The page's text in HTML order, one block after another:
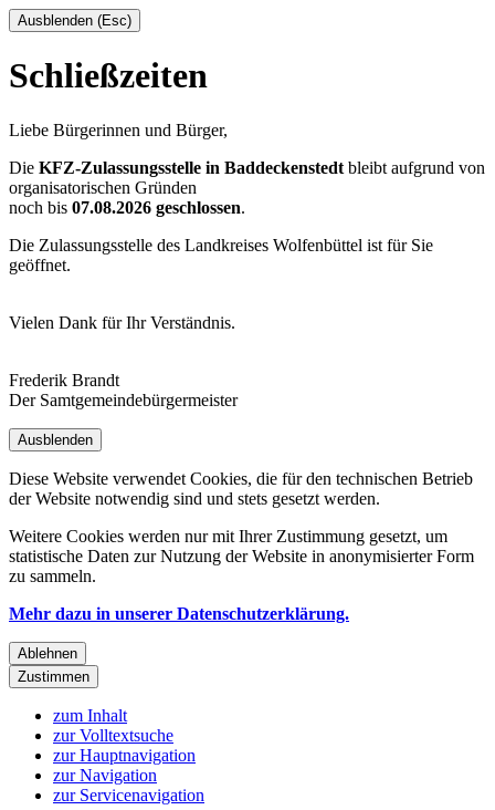
Ausblenden (Esc)
Schließzeiten
Liebe Bürgerinnen und Bürger,
Die KFZ-Zulassungsstelle in Baddeckenstedt bleibt aufgrund von
organisatorischen Gründen
noch bis 07.08.2026 geschlossen.
Die Zulassungsstelle des Landkreises Wolfenbüttel ist für Sie
geöffnet.
Vielen Dank für Ihr Verständnis.
Frederik Brandt
Der Samtgemeindebürgermeister
Ausblenden
Diese Website verwendet Cookies, die für den technischen Betrieb
der Website notwendig sind und stets gesetzt werden.
Weitere Cookies werden nur mit Ihrer Zustimmung gesetzt, um
statistische Daten zur Nutzung der Website in anonymisierter Form
zu sammeln.
Mehr dazu in unserer Datenschutzerklärung.
Ablehnen
Zustimmen
zum Inhalt
zur Volltextsuche
zur Hauptnavigation
zur Navigation
zur Servicenavigation